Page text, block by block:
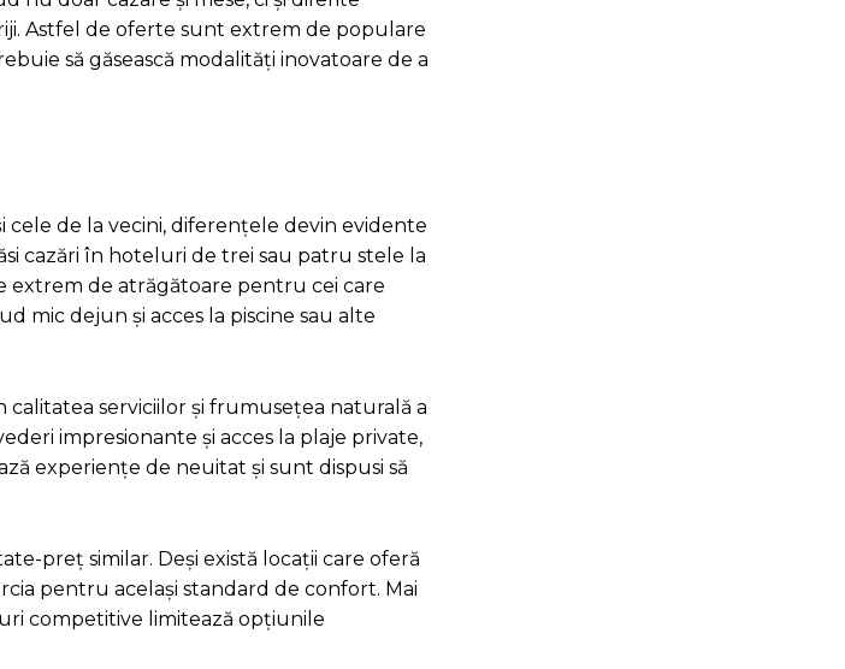
Astfel de oferte sunt extrem de populare
să găsească modalități inovatoare de a
de la vecini, diferențele devin evidente
cazări în hoteluri de trei sau patru stele la
extrem de atrăgătoare pentru cei care
mic dejun și acces la piscine sau alte
calitatea serviciilor și frumusețea naturală a
impresionante și acces la plaje private,
experiențe de neuitat și sunt dispusi să
preț similar. Deși există locații care oferă
pentru același standard de confort. Mai
competitive limitează opțiunile